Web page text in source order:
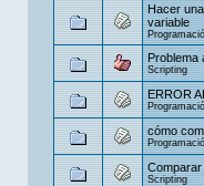
Hacer
variable
Problema
Scripting
ERROR
cómo
Scripting